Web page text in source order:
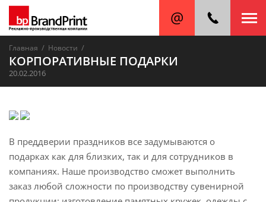
Главная / Новости /
КОРПОРАТИВНЫЕ ПОДАРКИ
20.02.2016
В преддверии праздников все задумываются о
подарках как для близких, так и для сотрудников в
компаниях. Наше производство сможет выполнить
заказ любой сложности по производству сувенирной